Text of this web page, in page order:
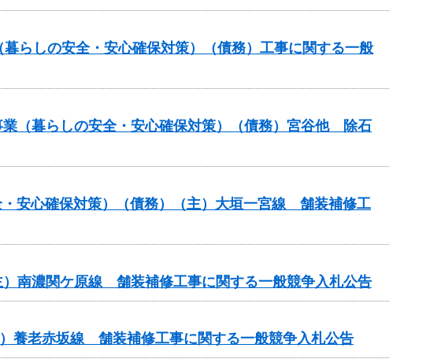
らしの安全・安心確保対策）（債務）工事に関する一般
（暮らしの安全・安心確保対策）（債務）宮谷他 除石
安心確保対策）（債務）（主）大垣一宮線 舗装補修工
南濃関ケ原線 舗装補修工事に関する一般競争入札公告
養老赤坂線 舗装補修工事に関する一般競争入札公告